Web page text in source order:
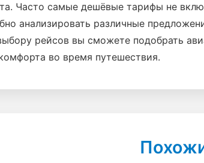
Часто самые дешёвые тарифы не
анализировать различные
рейсов вы сможете подобрать
во время путешествия.